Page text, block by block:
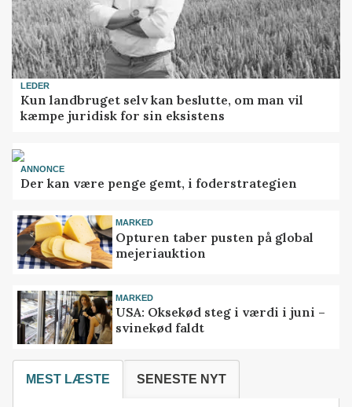
LEDER
Kun landbruget selv kan beslutte, om man vil
kæmpe juridisk for sin eksistens
ANNONCE
Der kan være penge gemt, i foderstrategien
MARKED
Opturen taber pusten på global
mejeriauktion
MARKED
USA: Oksekød steg i værdi i juni –
svinekød faldt
MEST LÆSTE SENESTE NYT